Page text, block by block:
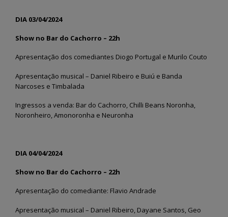
DIA 03/04/2024
Show no Bar do Cachorro – 22h
Apresentação dos comediantes Diogo Portugal e Murilo Couto
Apresentação musical – Daniel Ribeiro e Buiú e Banda
Narcoses e Timbalada
Ingressos a venda: Bar do Cachorro, Chilli Beans Noronha,
Noronheiro, Amonoronha e Neuronha
DIA 04/04/2024
Show no Bar do Cachorro – 22h
Apresentação do comediante: Flavio Andrade
Apresentação musical – Daniel Ribeiro, Dayane Santos, Geo